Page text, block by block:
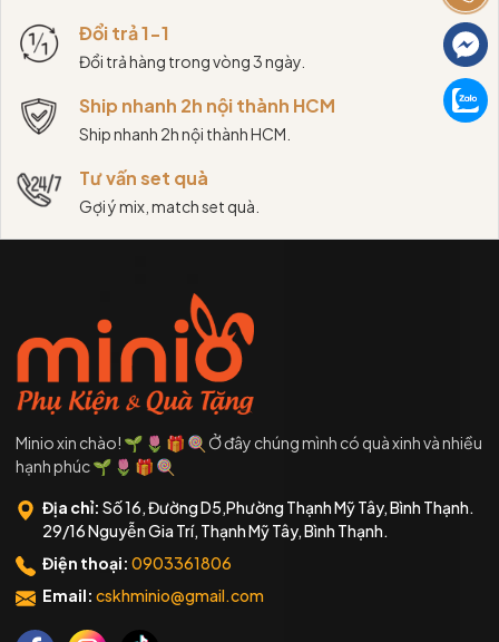
Đổi trả 1-1
Đổi trả hàng trong vòng 3 ngày.
Ship nhanh 2h nội thành HCM
Ship nhanh 2h nội thành HCM.
Tư vấn set quà
Gợi ý mix, match set quà.
Minio xin chào! 🌱 🌷 🎁 🍭 Ở đây chúng mình có quà xinh và nhiều
hạnh phúc 🌱 🌷 🎁 🍭
Địa chỉ: Số 16, Đường D5,Phường Thạnh Mỹ Tây, Bình Thạnh.
29/16 Nguyễn Gia Trí, Thạnh Mỹ Tây, Bình Thạnh.
Điện thoại: 0903361806
Email: cskhminio@gmail.com